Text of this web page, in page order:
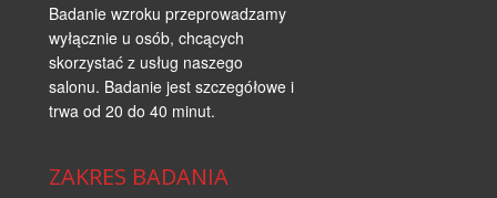
Badanie wzroku przeprowadzamy
wyłącznie u osób, chcących
skorzystać z usług naszego
salonu. Badanie jest szczegółowe i
trwa od 20 do 40 minut.
ZAKRES BADANIA